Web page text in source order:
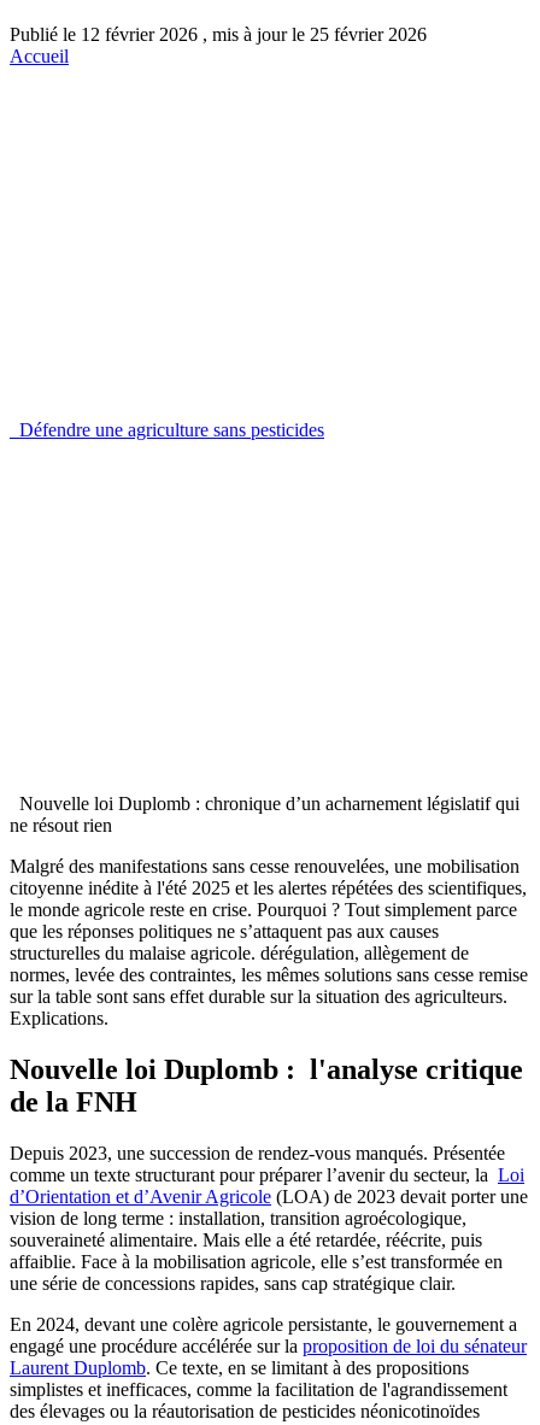
Publié le 12 février 2026 , mis à jour le 25 février 2026
Accueil
Défendre une agriculture sans pesticides
Nouvelle loi Duplomb : chronique d’un acharnement législatif qui
ne résout rien
Malgré des manifestations sans cesse renouvelées, une mobilisation
citoyenne inédite à l'été 2025 et les alertes répétées des scientifiques,
le monde agricole reste en crise. Pourquoi ? Tout simplement parce
que les réponses politiques ne s’attaquent pas aux causes
structurelles du malaise agricole. dérégulation, allègement de
normes, levée des contraintes, les mêmes solutions sans cesse remise
sur la table sont sans effet durable sur la situation des agriculteurs.
Explications.
Nouvelle loi Duplomb : l'analyse critique
de la FNH
Depuis 2023, une succession de rendez-vous manqués. Présentée
comme un texte structurant pour préparer l’avenir du secteur, la Loi
d’Orientation et d’Avenir Agricole (LOA) de 2023 devait porter une
vision de long terme : installation, transition agroécologique,
souveraineté alimentaire. Mais elle a été retardée, réécrite, puis
affaiblie. Face à la mobilisation agricole, elle s’est transformée en
une série de concessions rapides, sans cap stratégique clair.
En 2024, devant une colère agricole persistante, le gouvernement a
engagé une procédure accélérée sur la proposition de loi du sénateur
Laurent Duplomb. Ce texte, en se limitant à des propositions
simplistes et inefficaces, comme la facilitation de l'agrandissement
des élevages ou la réautorisation de pesticides néonicotinoïdes